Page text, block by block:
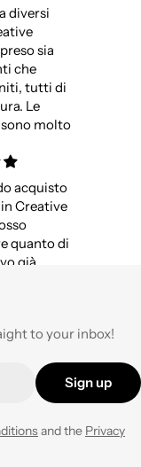
diversi
sia
che
tutti di
Le
molto
acquisto
Creative
quanto di
già
!
questo
con
to your inbox!
Sign up
and the Privacy